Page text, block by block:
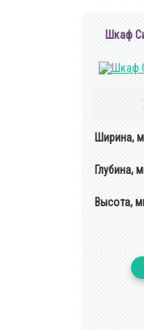
Шкаф
Ширина,
Глубина,
Высота,